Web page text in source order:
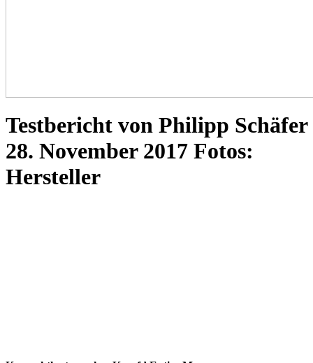
Testbericht von Philipp Schäfer
28. November 2017 Fotos:
Hersteller